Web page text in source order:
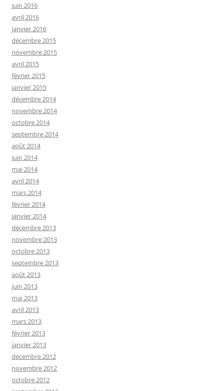
juin 2016
avril 2016
janvier 2016
décembre 2015
novembre 2015
avril 2015
février 2015
janvier 2015
décembre 2014
novembre 2014
octobre 2014
septembre 2014
août 2014
juin 2014
mai 2014
avril 2014
mars 2014
février 2014
janvier 2014
décembre 2013
novembre 2013
octobre 2013
septembre 2013
août 2013
juin 2013
mai 2013
avril 2013
mars 2013
février 2013
janvier 2013
décembre 2012
novembre 2012
octobre 2012